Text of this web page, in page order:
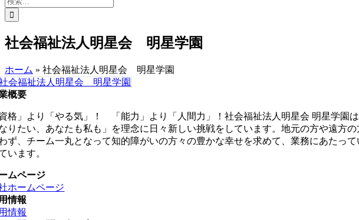
索
…
社会福祉法人明星会 明星学園
ホーム » 社会福祉法人明星会 明星学園
概要
格」より「やる気」！ 「能力」より「人間力」！社会福祉法人明星会 明星学園
りたい、あなたも私も」を理念に日々新しい挑戦をしています。地元の方や遠方
ず、チーム一丸となって知的障がいの方々の豊かな幸せを求めて、業務にあたっ
います。
ムページ
ホームページ
情報
情報